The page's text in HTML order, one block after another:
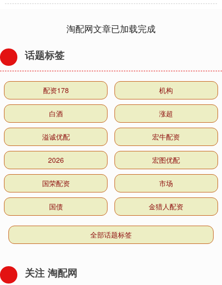
淘配网文章已加载完成
话题标签
配资178 机构
白酒 涨超
溢诚优配 宏牛配资
2026 宏图优配
国荣配资 市场
国债 金猎人配资
全部话题标签
关注 淘配网